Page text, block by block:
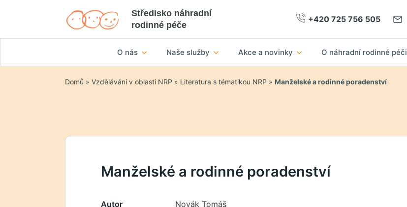
Středisko náhradní
rodinné péče
+420 725 756 505
O nás Naše služby Akce a novinky O náhradní rodinné péči
Domů » Vzdělávání v oblasti NRP » Literatura s tématikou NRP » Manželské a rodinné poradenství
Manželské a rodinné poradenství
Autor
Novák Tomáš